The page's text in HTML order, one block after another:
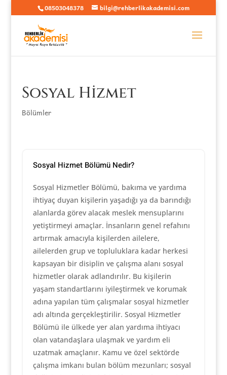
08503048378 bilgi@rehberlikakademisi.com
Sosyal Hizmet
Bölümler
Sosyal Hizmet Bölümü Nedir?
Sosyal Hizmetler Bölümü, bakıma ve yardıma
ihtiyaç duyan kişilerin yaşadığı ya da barındığı
alanlarda görev alacak meslek mensuplarını
yetiştirmeyi amaçlar. İnsanların genel refahını
artırmak amacıyla kişilerden ailelere,
ailelerden grup ve topluluklara kadar herkesi
kapsayan bir disiplin ve çalışma alanı sosyal
hizmetler olarak adlandırılır. Bu kişilerin
yaşam standartlarını iyileştirmek ve korumak
adına yapılan tüm çalışmalar sosyal hizmetler
adı altında gerçekleştirilir. Sosyal Hizmetler
Bölümü ile ülkede yer alan yardıma ihtiyacı
olan vatandaşlara ulaşmak ve yardım eli
uzatmak amaçlanır. Kamu ve özel sektörde
çalışma imkanı bulan bölüm mezunları; sosyal